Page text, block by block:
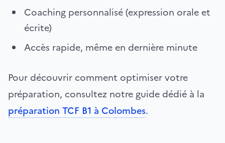
Coaching personnalisé (expression orale et
écrite)
Accès rapide, même en dernière minute
Pour découvrir comment optimiser votre
préparation, consultez notre guide dédié à la
préparation TCF B1 à Colombes.